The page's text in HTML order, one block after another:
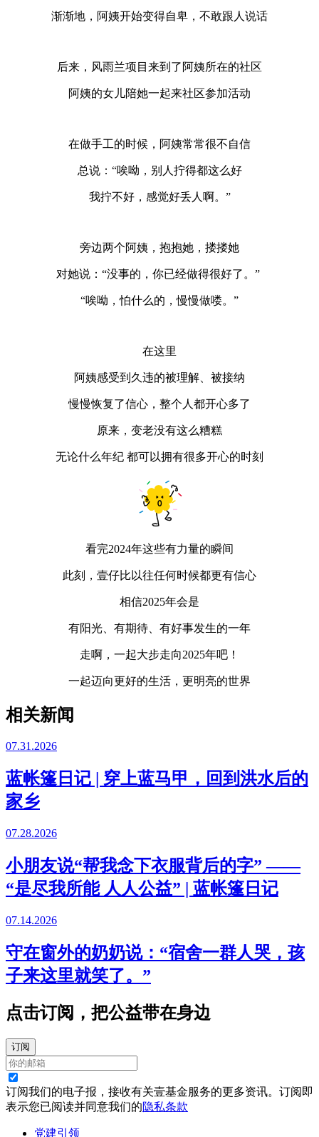
渐渐地，阿姨开始变得自卑，不敢跟人说话
后来，风雨兰项目来到了阿姨所在的社区
阿姨的女儿陪她一起来社区参加活动
在做手工的时候，阿姨常常很不自信
总说：“唉呦，别人拧得都这么好
我拧不好，感觉好丢人啊。”
旁边两个阿姨，抱抱她，搂搂她
对她说：“没事的，你已经做得很好了。”
“唉呦，怕什么的，慢慢做喽。”
在这里
阿姨感受到久违的被理解、被接纳
慢慢恢复了信心，整个人都开心多了
原来，变老没有这么糟糕
无论什么年纪 都可以拥有很多开心的时刻
看完2024年这些有力量的瞬间
此刻，壹仔比以往任何时候都更有信心
相信2025年会是
有阳光、有期待、有好事发生的一年
走啊，一起大步走向2025年吧！
一起迈向更好的生活，更明亮的世界
相关新闻
07.31.2026
蓝帐篷日记 | 穿上蓝马甲，回到洪水后的
家乡
07.28.2026
小朋友说“帮我念下衣服背后的字” ——
“是尽我所能 人人公益” | 蓝帐篷日记
07.14.2026
守在窗外的奶奶说：“宿舍一群人哭，孩
子来这里就笑了。”
点击订阅，把公益带在身边
订阅
订阅我们的电子报，接收有关壹基金服务的更多资讯。订阅即
表示您已阅读并同意我们的隐私条款
党建引领